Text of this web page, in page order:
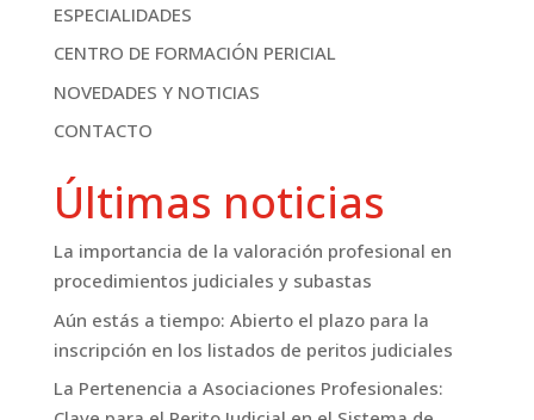
ESPECIALIDADES
CENTRO DE FORMACIÓN PERICIAL
NOVEDADES Y NOTICIAS
CONTACTO
Últimas noticias
La importancia de la valoración profesional en
procedimientos judiciales y subastas
Aún estás a tiempo: Abierto el plazo para la
inscripción en los listados de peritos judiciales
La Pertenencia a Asociaciones Profesionales: